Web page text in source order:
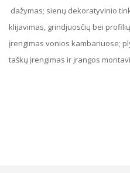
dažymas; sienų dekoratyvinio
klijavimas, grindjuosčių bei
įrengimas vonios kambariuose;
taškų įrengimas ir įrangos